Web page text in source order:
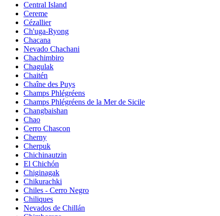
Central Island
Cereme
Cézallier
Ch'uga-Ryong
Chacana
Nevado Chachani
Chachimbiro
Chagulak
Chaitén
Chaîne des Puys
Champs Phlégréens
Champs Phlégréens de la Mer de Sicile
Changbaishan
Chao
Cerro Chascon
Cherny
Cherpuk
Chichinautzin
El Chichón
Chiginagak
Chikurachki
Chiles - Cerro Negro
Chiliques
Nevados de Chillán